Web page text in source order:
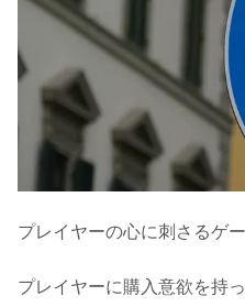
プレイヤーの心に刺さるゲ
プレイヤーに購入意欲を持